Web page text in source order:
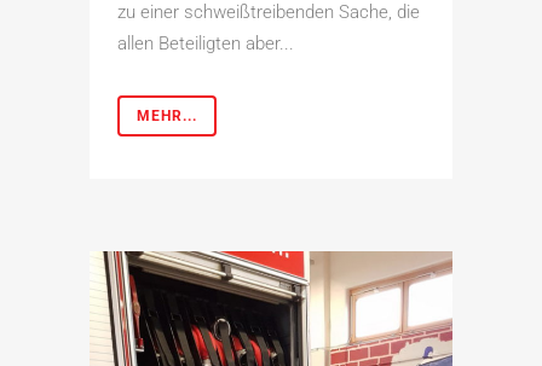
zu einer schweißtreibenden Sache, die
allen Beteiligten aber...
MEHR...